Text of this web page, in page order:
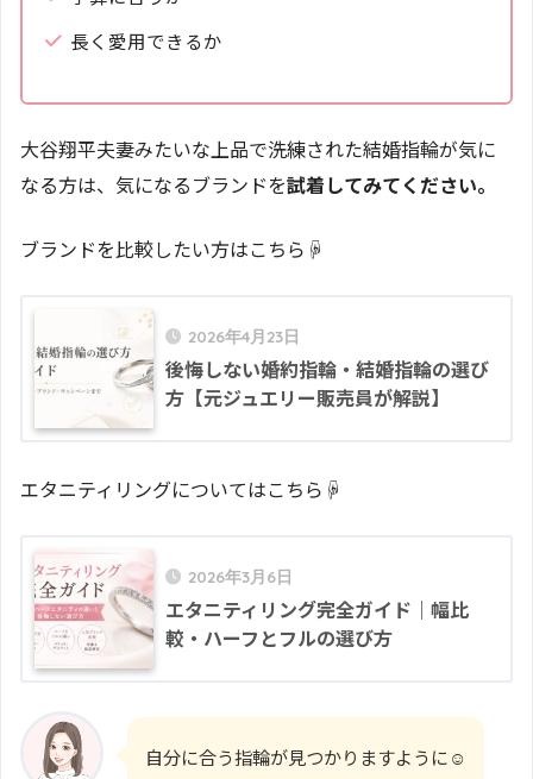
長く愛用できるか
大谷翔平夫妻みたいな上品で洗練された結婚指輪が気に
なる方は、気になるブランドを試着してみてください。
ブランドを比較したい方はこちら☟
2026年4月23日
後悔しない婚約指輪・結婚指輪の選び
方【元ジュエリー販売員が解説】
エタニティリングについてはこちら☟
2026年3月6日
エタニティリング完全ガイド｜幅比
較・ハーフとフルの選び方
自分に合う指輪が見つかりますように☺︎